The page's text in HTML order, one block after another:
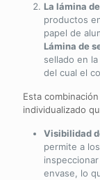
La lámina
productos
papel de
Lámina de
sellado en
del cual el
Esta
individualizado
Visibilidad
permite a
envase, lo